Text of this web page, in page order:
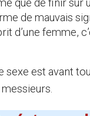
de mauvais
d’une
est avant